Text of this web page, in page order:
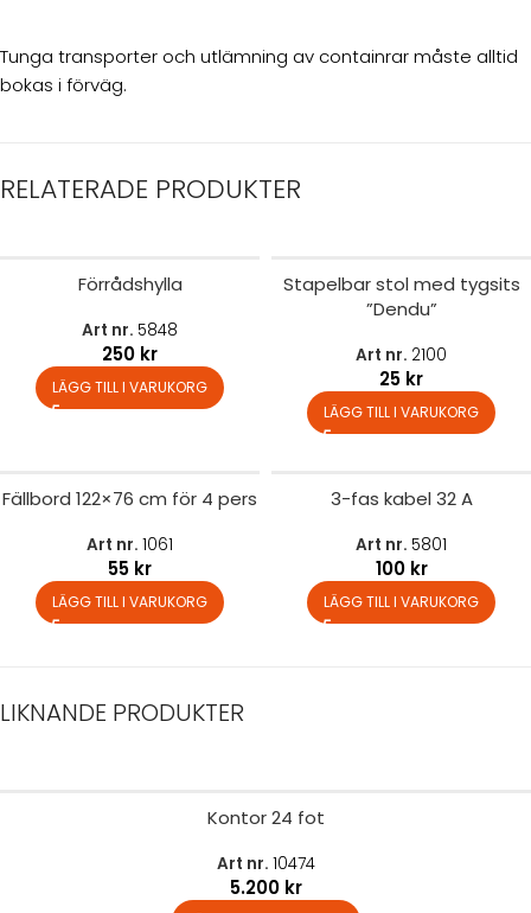
Tunga transporter och utlämning av containrar måste alltid
bokas i förväg.
RELATERADE PRODUKTER
Förrådshylla
Art nr. 5848
250 kr
LÄGG TILL I VARUKORG
Stapelbar stol med tygsits
”Dendu”
Art nr. 2100
25 kr
LÄGG TILL I VARUKORG
Fällbord 122×76 cm för 4 pers
Art nr. 1061
55 kr
LÄGG TILL I VARUKORG
3-fas kabel 32 A
Art nr. 5801
100 kr
LÄGG TILL I VARUKORG
LIKNANDE PRODUKTER
Kontor 24 fot
Art nr. 10474
5.200 kr